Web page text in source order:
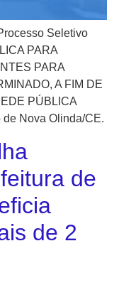
Seletivo
PARA
PARA
A FIM DE
PÚBLICA
Nova Olinda/CE.
de
de 2